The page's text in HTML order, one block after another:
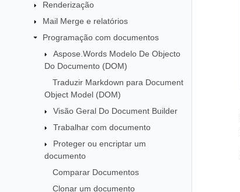
Renderização
Mail Merge e relatórios
Programação com documentos
Aspose.Words Modelo De Objecto
Do Documento (DOM)
Traduzir Markdown para Document
Object Model (DOM)
Visão Geral Do Document Builder
Trabalhar com documento
Proteger ou encriptar um
documento
Comparar Documentos
Clonar um documento